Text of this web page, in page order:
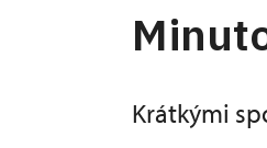
Krátkými